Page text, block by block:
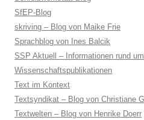
SfEP-Blog
skriving – Blog von Maike Frie
Sprachblog von Ines Balcik
SSP Aktuell – Informationen rund
Wissenschaftspublikationen
Text im Kontext
Textsyndikat – Blog von Christiane
Textwelten – Blog von Henrike Doerr